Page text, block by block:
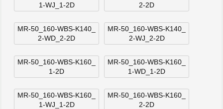
1-WJ_1-2D
2-2D
MR-50_160-WBS-K140_
2-WD_2-2D
MR-50_160-WBS-K140_
2-WJ_2-2D
MR-50_160-WBS-K160_
1-2D
MR-50_160-WBS-K160_
1-WD_1-2D
MR-50_160-WBS-K160_
1-WJ_1-2D
MR-50_160-WBS-K160_
2-2D